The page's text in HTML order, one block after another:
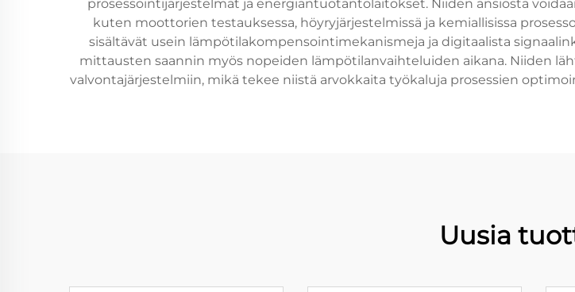
prosessointijärjestelmät ja energiantuotantolaitokset. Niiden ansiosta
kuten moottorien testauksessa, höyryjärjestelmissä ja kemiallisissa
sisältävät usein lämpötilakompensointimekanismeja ja digitaalista
mittausten saannin myös nopeiden lämpötilanvaihteluiden aikana. Niiden
valvontajärjestelmiin, mikä tekee niistä arvokkaita työkaluja prosessien
Uusia